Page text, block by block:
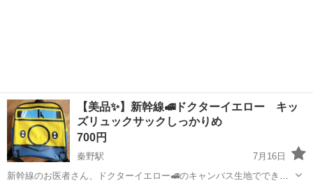
【美品✨】新幹線🚅ドクターイエロー キッ
ズリュックサックしっかりめ
700円
秦野駅
7月16日
新幹線のお医者さん、ドクターイエロー🚅のキャンバス生地でできた